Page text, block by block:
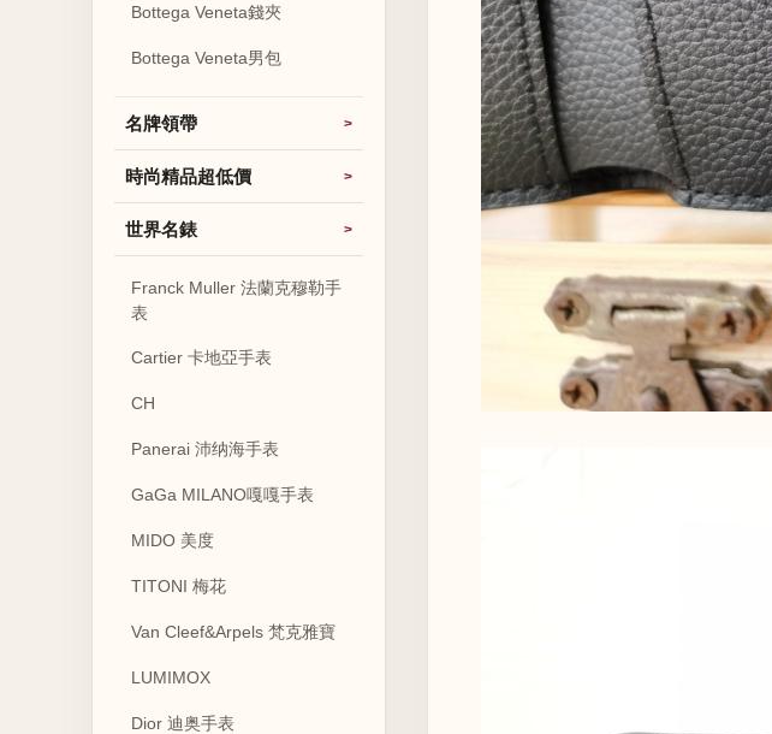
Bottega Veneta錢夾
Bottega Veneta男包
名牌領帶
時尚精品超低價
世界名錶
Franck Muller 法蘭克穆勒手
表
Cartier 卡地亞手表
CH
Panerai 沛纳海手表
GaGa MILANO嘎嘎手表
MIDO 美度
TITONI 梅花
Van Cleef&Arpels 梵克雅寶
LUMIMOX
Dior 迪奥手表